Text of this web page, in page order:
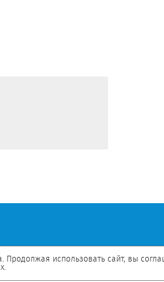
Продолжая использовать сайт, вы